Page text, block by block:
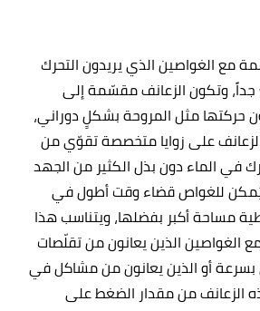
مع الغواصين الذي يريدون التحرك
وتكون الزعانف مقسّمة إلى
حركتها مثل المروحة بشكلٍ دوراني،
على زوايا متخصصة تقوّي من
في الماء دون بذل الكثير من الجهد
للغواص قضاء وقت أطول في
مساحة أكبر بفضلها، ويتناسب هذا
الغواصين الذين يعانون من تقلّصات
بسرعة أو الذين يعانون من مشاكل في
الزعانف من مقدار الضغط على